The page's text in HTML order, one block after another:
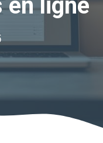
en ligne